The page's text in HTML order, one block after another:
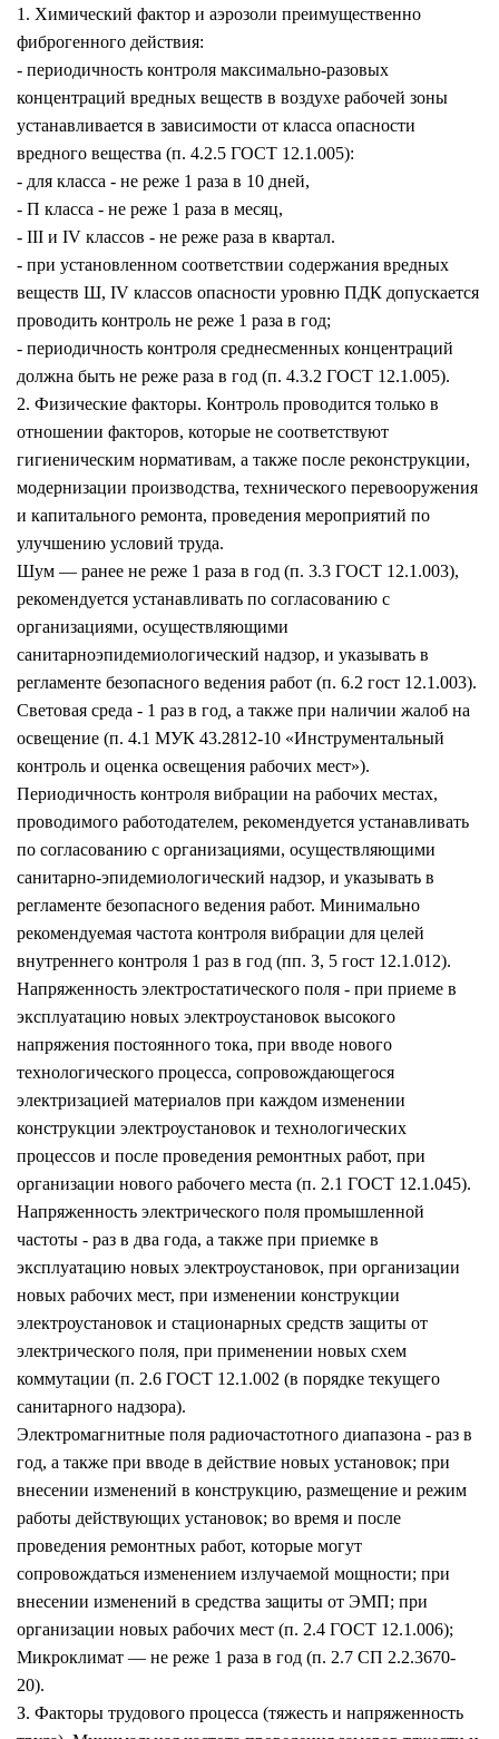
1. Химический фактор и аэрозоли преимущественно
фиброгенного действия:
- периодичность контроля максимально-разовых
концентраций вредных веществ в воздухе рабочей зоны
устанавливается в зависимости от класса опасности
вредного вещества (п. 4.2.5 ГОСТ 12.1.005):
- для класса - не реже 1 раза в 10 дней,
- П класса - не реже 1 раза в месяц,
- III и IV классов - не реже раза в квартал.
- при установленном соответствии содержания вредных
веществ Ш, IV классов опасности уровню ПДК допускается
проводить контроль не реже 1 раза в год;
- периодичность контроля среднесменных концентраций
должна быть не реже раза в год (п. 4.3.2 ГОСТ 12.1.005).
2. Физические факторы. Контроль проводится только в
отношении факторов, которые не соответствуют
гигиеническим нормативам, а также после реконструкции,
модернизации производства, технического перевооружения
и капитального ремонта, проведения мероприятий по
улучшению условий труда.
Шум — ранее не реже 1 раза в год (п. 3.3 ГОСТ 12.1.003),
рекомендуется устанавливать по согласованию с
организациями, осуществляющими
санитарноэпидемиологический надзор, и указывать в
регламенте безопасного ведения работ (п. 6.2 гост 12.1.003).
Световая среда - 1 раз в год, а также при наличии жалоб на
освещение (п. 4.1 МУК 43.2812-10 «Инструментальный
контроль и оценка освещения рабочих мест»).
Периодичность контроля вибрации на рабочих местах,
проводимого работодателем, рекомендуется устанавливать
по согласованию с организациями, осуществляющими
санитарно-эпидемиологический надзор, и указывать в
регламенте безопасного ведения работ. Минимально
рекомендуемая частота контроля вибрации для целей
внутреннего контроля 1 раз в год (пп. З, 5 гост 12.1.012).
Напряженность электростатического поля - при приеме в
эксплуатацию новых электроустановок высокого
напряжения постоянного тока, при вводе нового
технологического процесса, сопровождающегося
электризацией материалов при каждом изменении
конструкции электроустановок и технологических
процессов и после проведения ремонтных работ, при
организации нового рабочего места (п. 2.1 ГОСТ 12.1.045).
Напряженность электрического поля промышленной
частоты - раз в два года, а также при приемке в
эксплуатацию новых электроустановок, при организации
новых рабочих мест, при изменении конструкции
электроустановок и стационарных средств защиты от
электрического поля, при применении новых схем
коммутации (п. 2.6 ГОСТ 12.1.002 (в порядке текущего
санитарного надзора).
Электромагнитные поля радиочастотного диапазона - раз в
год, а также при вводе в действие новых установок; при
внесении изменений в конструкцию, размещение и режим
работы действующих установок; во время и после
проведения ремонтных работ, которые могут
сопровождаться изменением излучаемой мощности; при
внесении изменений в средства защиты от ЭМП; при
организации новых рабочих мест (п. 2.4 ГОСТ 12.1.006);
Микроклимат — не реже 1 раза в год (п. 2.7 СП 2.2.3670-
20).
З. Факторы трудового процесса (тяжесть и напряженность